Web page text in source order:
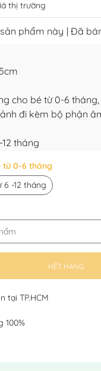
thị trường
phẩm này | Đã
cho bé từ 0-6
đi kèm bộ phận
tháng
từ 0-6 tháng
6 -12 tháng
HẾT HÀNG
tại TP.HCM
100%